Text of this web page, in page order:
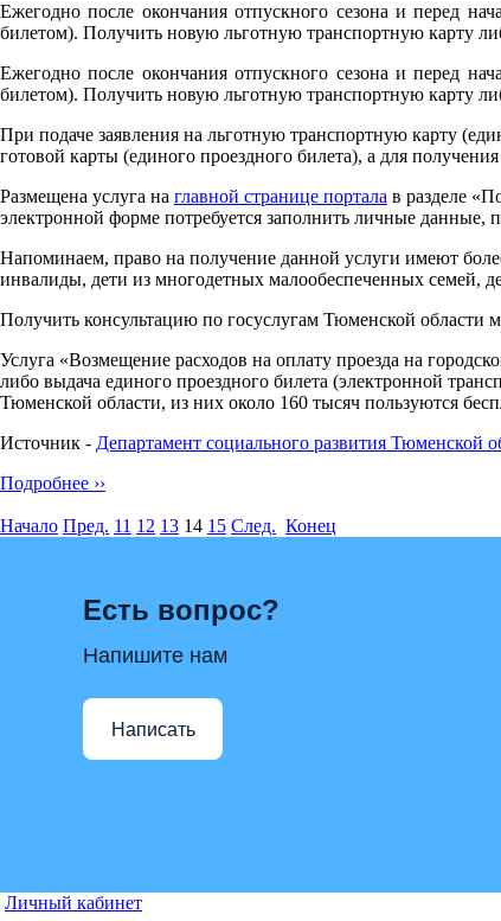
Ежегодно после окончания отпускного сезона и перед
билетом). Получить новую льготную транспортную карту
Ежегодно после окончания отпускного сезона и перед
билетом). Получить новую льготную транспортную карту
При подаче заявления на льготную транспортную карту
готовой карты (единого проездного билета), а для
Размещена услуга на главной странице портала в разделе
электронной форме потребуется заполнить личные
Напоминаем, право на получение данной услуги имеют
инвалиды, дети из многодетных малообеспеченных семей,
Получить консультацию по госуслугам Тюменской области
Услуга «Возмещение расходов на оплату проезда на
либо выдача единого проездного билета (электронной
Тюменской области, из них около 160 тысяч пользуются
Источник - Департамент социального развития Тюменской
Подробнее ››
Начало Пред. 11 12 13 14 15 След. Конец
Есть вопрос?
Напишите нам
Написать
Личный кабинет